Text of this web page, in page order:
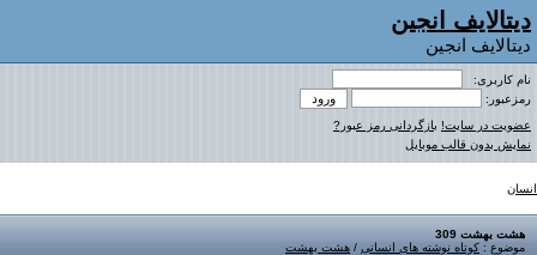
دیتالایف انجین
دیتالایف انجین
نام کاربری:
رمزعبور:
عضویت در سایت! بازگردانی رمز عبور?
نمایش بدون قالب موبایل
انسان
هشت بهشت 309
موضوع : کوتاه نوشته های انسانی / هشت بهشت